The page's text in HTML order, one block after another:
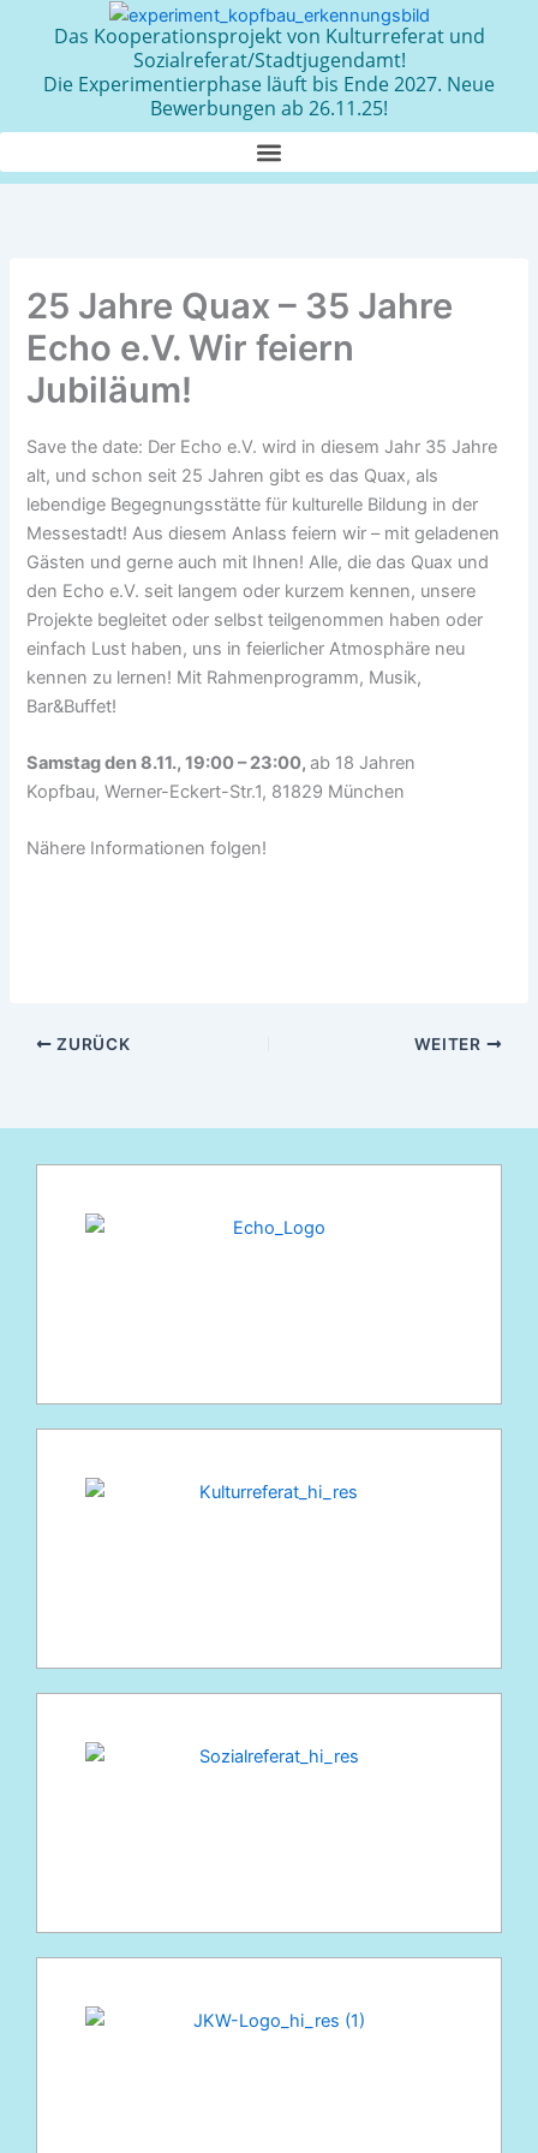
Das Kooperationsprojekt von Kulturreferat und
Sozialreferat/Stadtjugendamt!
Die Experimentierphase läuft bis Ende 2027. Neue
Bewerbungen ab 26.11.25!
25 Jahre Quax – 35 Jahre
Echo e.V. Wir feiern
Jubiläum!
Save the date: Der Echo e.V. wird in diesem Jahr 35 Jahre
alt, und schon seit 25 Jahren gibt es das Quax, als
lebendige Begegnungsstätte für kulturelle Bildung in der
Messestadt! Aus diesem Anlass feiern wir – mit geladenen
Gästen und gerne auch mit Ihnen! Alle, die das Quax und
den Echo e.V. seit langem oder kurzem kennen, unsere
Projekte begleitet oder selbst teilgenommen haben oder
einfach Lust haben, uns in feierlicher Atmosphäre neu
kennen zu lernen! Mit Rahmenprogramm, Musik,
Bar&Buffet!
Samstag den 8.11., 19:00 – 23:00,ab 18 Jahren
Kopfbau, Werner-Eckert-Str.1, 81829 München
Nähere Informationen folgen!
ZURÜCK WEITER